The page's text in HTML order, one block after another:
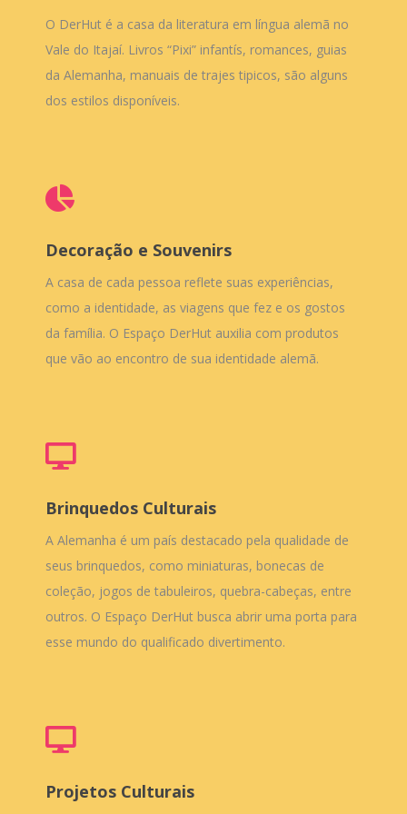
O DerHut é a casa da literatura em língua alemã no
Vale do Itajaí. Livros “Pixi” infantís, romances, guias
da Alemanha, manuais de trajes tipicos, são alguns
dos estilos disponíveis.
Decoração e Souvenirs
A casa de cada pessoa reflete suas experiências,
como a identidade, as viagens que fez e os gostos
da família. O Espaço DerHut auxilia com produtos
que vão ao encontro de sua identidade alemã.
Brinquedos Culturais
A Alemanha é um país destacado pela qualidade de
seus brinquedos, como miniaturas, bonecas de
coleção, jogos de tabuleiros, quebra-cabeças, entre
outros. O Espaço DerHut busca abrir uma porta para
esse mundo do qualificado divertimento.
Projetos Culturais